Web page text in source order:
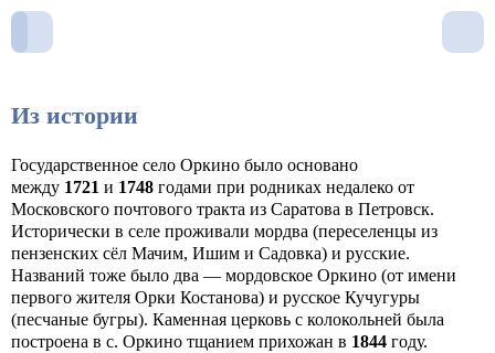
Из истории
Государственное село Оркино было основано
между 1721 и 1748 годами при родниках недалеко от
Московского почтового тракта из Саратова в Петровск.
Исторически в селе проживали мордва (переселенцы из
пензенских сёл Мачим, Ишим и Садовка) и русские.
Названий тоже было два — мордовское Оркино (от имени
первого жителя Орки Костанова) и русское Кучугуры
(песчаные бугры). Каменная церковь с колокольней была
построена в с. Оркино тщанием прихожан в 1844 году.